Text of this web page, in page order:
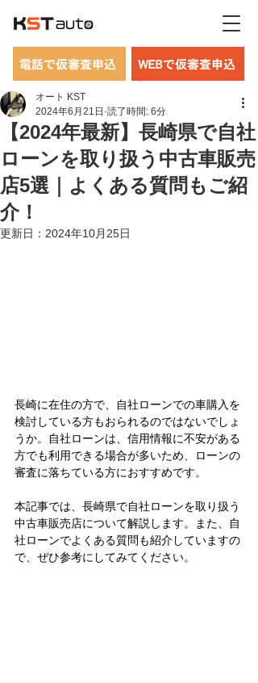
WEBで仮審査申込
電話で仮審査申込
【2024年最新】長崎県で自社
ローンを取り扱う中古車販売
店5選｜よくある質問もご紹
介！
オート KST
2024年6月21日 読了時間: 6分
更新日： 2024年10月25日
長崎に在住の方で、自社ローンでの車購入を
検討している方もおられるのではないでしょ
うか。自社ローンは、信用情報に不安がある
方でも利用できる場合が多いため、ローンの
審査に落ちている方におすすめです。
本記事では、長崎県で自社ローンを取り扱う
中古車販売店について解説します。また、自
社ローンでよくある質問も紹介していますの
で、ぜひ参考にしてみてください。